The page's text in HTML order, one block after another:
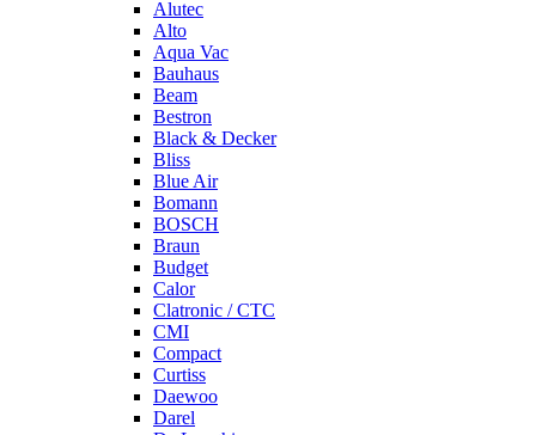
Alutec
Alto
Aqua Vac
Bauhaus
Beam
Bestron
Black & Decker
Bliss
Blue Air
Bomann
BOSCH
Braun
Budget
Calor
Clatronic / CTC
CMI
Compact
Curtiss
Daewoo
Darel